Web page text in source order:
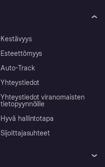
Kestävyys
Esteettömyys
Auto-Track
Yhteystiedot
Yhteystiedot viranomaisten
tietopyynnöille
Hyvä hallintotapa
Sijoittajasuhteet